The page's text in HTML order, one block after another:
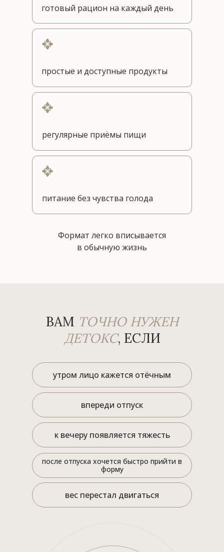
готовый рацион на каждый день
простые и доступные продукты
Формат легко вписывается
в обычную жизнь
регулярные приёмы пищи
питание без чувства голода
ВАМ ТОЧНО НУЖЕН
ДЕТОКС, ЕСЛИ
утром лицо кажется отёчным
после отпуска хочется быстро прийти в
форму
впереди отпуск
к вечеру появляется тяжесть
вес перестал двигаться